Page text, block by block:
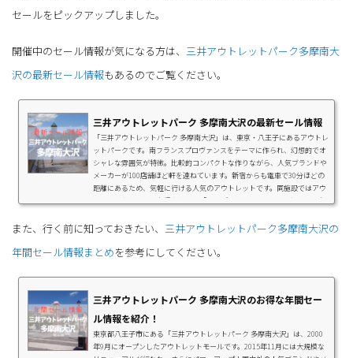
セールをピックアップしました。
開催中のセール情報が気になる方は、 三井アウトレットパーク多摩南大
沢の最新セール情報もあるのでご覧ください。
三井アウトレットパーク 多摩南大沢の最新セール情報
「三井アウトレットパーク 多摩南大沢」は、東京・八王子にあるアウトレ
ットパークです。南フランスプロヴァンスをテーマに作られ、幻想的でオ
シャレな雰囲気が特徴。比較的コンパクトな作りながら、人気ブランドや
メーカーが100店舗ほど軒を連ねています。新宿からも電車で30分ほどの
距離にあるため、気軽に行ける人気のアウトレットです。同施設ではアウ
トレットならではのお得なセール「サンプル品＆B品フェア」を、2023年
クアプリには施設内で使用できるお得な...
また、行く前に知っておきたい、 三井アウトレットパーク多摩南大沢の
年間セール情報まとめを参考にしてください。
三井アウトレットパーク 多摩南大沢のお得な年間セー
ル情報を紹介！
東京都八王子市にある「三井アウトレットパーク 多摩南大沢」は、2000
年9月にオープンしたアウトレットモールです。2015年11月には大規模な